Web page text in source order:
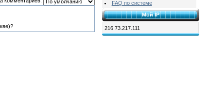
FAQ по системе
Мой IP
216.73.217.111